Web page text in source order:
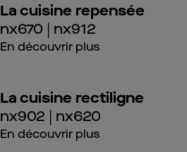
La cuisine repensée
nx670 | nx912
En découvrir plus
La cuisine rectiligne
nx902 | nx620
En découvrir plus